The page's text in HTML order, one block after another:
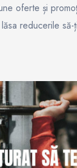
oferte și
reducerile